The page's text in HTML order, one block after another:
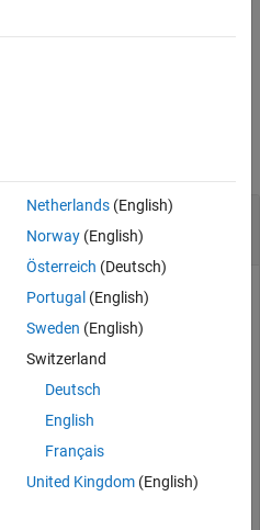
asset.
Line Depreciation for an
calculate the straight-line
costs $13,000 with a life of 10
the asset is $1000.
1000, 10)
Netherlands(English)
Norway(English)
Österreich (Deutsch)
Portugal (English)
Sweden (English)
Switzerland
Deutsch
English
Français
United Kingdom(English)